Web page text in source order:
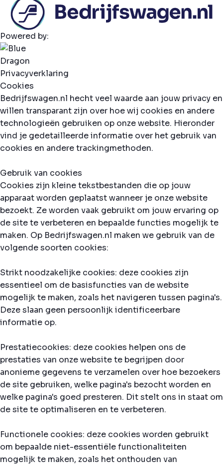
Powered by:
Privacyverklaring
Cookies
Bedrijfswagen.nl hecht veel waarde aan jouw privacy en
willen transparant zijn over hoe wij cookies en andere
technologieën gebruiken op onze website. Hieronder
vind je gedetailleerde informatie over het gebruik van
cookies en andere trackingmethoden.
Gebruik van cookies
Cookies zijn kleine tekstbestanden die op jouw
apparaat worden geplaatst wanneer je onze website
bezoekt. Ze worden vaak gebruikt om jouw ervaring op
de site te verbeteren en bepaalde functies mogelijk te
maken. Op Bedrijfswagen.nl maken we gebruik van de
volgende soorten cookies:
Strikt noodzakelijke cookies: deze cookies zijn
essentieel om de basisfuncties van de website
mogelijk te maken, zoals het navigeren tussen pagina's.
Deze slaan geen persoonlijk identificeerbare
informatie op.
Prestatiecookies: deze cookies helpen ons de
prestaties van onze website te begrijpen door
anonieme gegevens te verzamelen over hoe bezoekers
de site gebruiken, welke pagina's bezocht worden en
welke pagina's goed presteren. Dit stelt ons in staat om
de site te optimaliseren en te verbeteren.
Functionele cookies: deze cookies worden gebruikt
om bepaalde niet-essentiële functionaliteiten
mogelijk te maken, zoals het onthouden van